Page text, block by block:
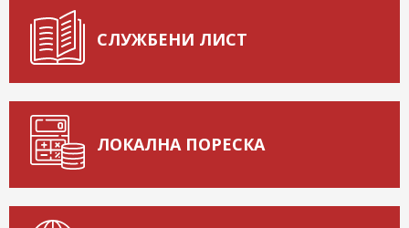
СЛУЖБЕНИ ЛИСТ
ЛОКАЛНА ПОРЕСКА